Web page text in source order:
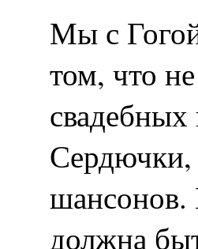
Мы с
том, что
шансонов.
должна